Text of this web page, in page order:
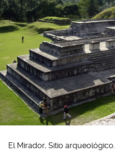
El Mirador, Sitio arqueológico.